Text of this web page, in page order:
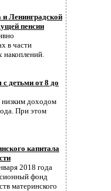
и Ленинградской
пенсии
в части
накоплений.
детьми от 8 до
низким доходом
При этом
капитала
2018 года
фонд
материнского